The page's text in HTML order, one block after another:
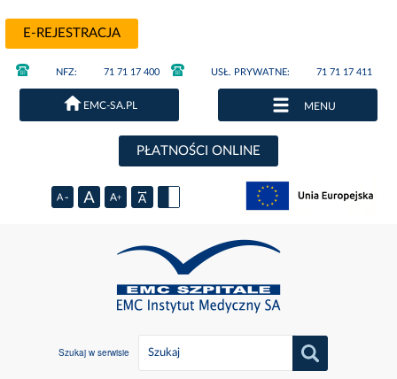
E-REJESTRACJA
NFZ: 71 71 17 400 USŁ. PRYWATNE: 71 71 17 411
EMC-SA.PL MENU
PŁATNOŚCI ONLINE
Szukaj w serwisie